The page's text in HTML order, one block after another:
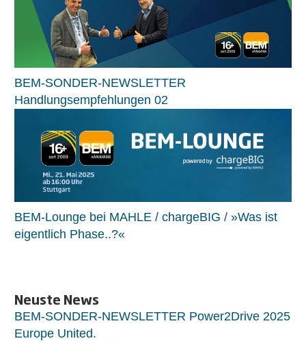
BEM-SONDER-NEWSLETTER
Handlungsempfehlungen 02
BEM-Lounge bei MAHLE / chargeBIG / »Was ist
eigentlich Phase..?«
Neuste News
BEM-SONDER-NEWSLETTER Power2Drive 2025
Europe United.